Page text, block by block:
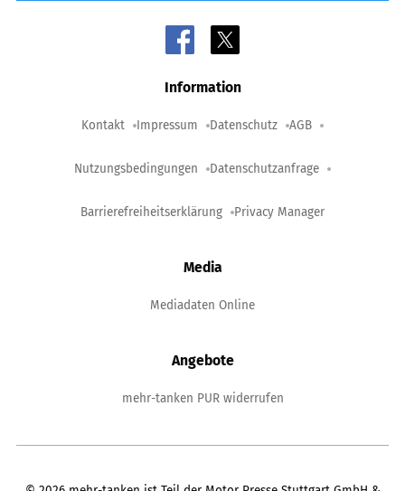
Information
Kontakt Impressum Datenschutz AGB
Nutzungsbedingungen Datenschutzanfrage
Barrierefreiheitserklärung Privacy Manager
Media
Mediadaten Online
Angebote
mehr-tanken PUR widerrufen